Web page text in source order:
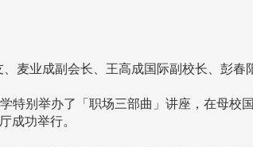
、麦业成副会长、王高成国际副校长、彭
别举办了「职场三部曲」讲座，在母校
成功举行。